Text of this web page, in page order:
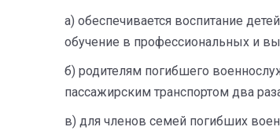
а) обеспечивается воспитание
обучение в профессиональных и
б) родителям погибшего
пассажирским транспортом два
в) для членов семей погибших